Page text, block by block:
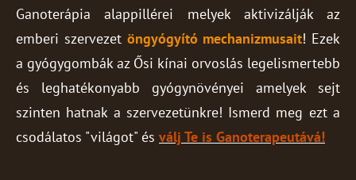
Ganoterápia alappillérei melyek aktivizálják az
emberi szervezet öngyógyító mechanizmusait! Ezek
a gyógygombák az Ősi kínai orvoslás legelismertebb
és leghatékonyabb gyógynövényei amelyek sejt
szinten hatnak a szervezetünkre! Ismerd meg ezt a
csodálatos "világot" és válj Te is Ganoterapeutává!